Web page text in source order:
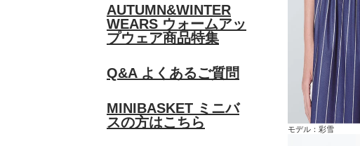
AUTUMN&WINTER
WEARS ウォームアッ
プウェア商品特集
Q&A よくあるご質問
MINIBASKET ミニバ
スの方はこちら
モデル：彩雪